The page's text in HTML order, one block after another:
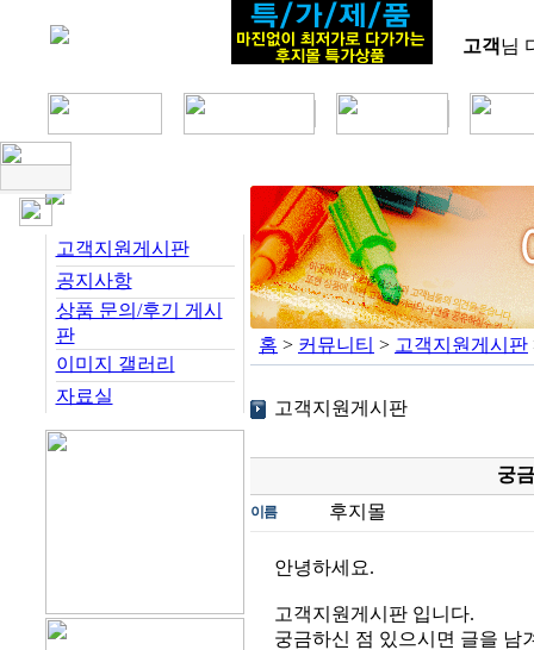
고객님
고객지원게시판
공지사항
상품 문의/후기 게시
판
이미지 갤러리
자료실
홈 > 커뮤니티 > 고객지원게시판
고객지원게시판
궁
이름 후지몰
안녕하세요.
고객지원게시판 입니다.
궁금하신 점 있으시면 글을 남